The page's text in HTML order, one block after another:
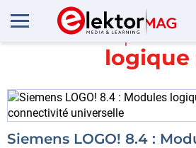
En savoir plus
logique
Siemens LOGO! 8.4 :